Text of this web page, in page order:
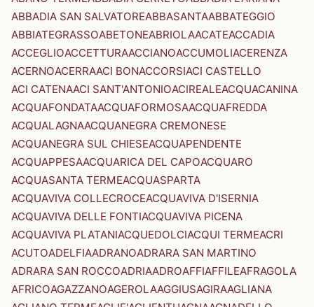
ABBADIA SAN SALVATOREABBASANTAABBATEGGIO
ABBIATEGRASSOABETONEABRIOLAACATEACCADIA
ACCEGLIOACCETTURAACCIANOACCUMOLIACERENZA
ACERNOACERRAACI BONACCORSIACI CASTELLO
ACI CATENAACI SANT'ANTONIOACIREALEACQUACANINA
ACQUAFONDATAACQUAFORMOSAACQUAFREDDA
ACQUALAGNAACQUANEGRA CREMONESE
ACQUANEGRA SUL CHIESEACQUAPENDENTE
ACQUAPPESAACQUARICA DEL CAPOACQUARO
ACQUASANTA TERMEACQUASPARTA
ACQUAVIVA COLLECROCEACQUAVIVA D'ISERNIA
ACQUAVIVA DELLE FONTIACQUAVIVA PICENA
ACQUAVIVA PLATANIACQUEDOLCIACQUI TERMEACRI
ACUTOADELFIAADRANOADRARA SAN MARTINO
ADRARA SAN ROCCOADRIAADROAFFIAFFILEAFRAGOLA
AFRICOAGAZZANOAGEROLAAGGIUSAGIRAAGLIANA